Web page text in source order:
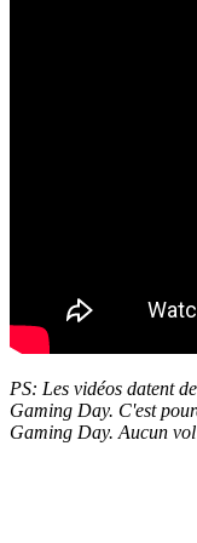
PS: Les vidéos datent
Gaming Day. C'est
Gaming Day. Aucun